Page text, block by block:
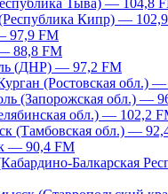
Тыва) — 104,8
Кипр) —
97,9 FM
88,8 FM
(ДНР) — 97,2 FM
(Ростовская обл.)
(Запорожская обл.) —
обл.) — 102,2
(Тамбовская обл.) —
— 90,4 FM
Балкарская